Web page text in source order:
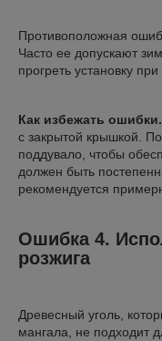
Противоположная
Часто ее допускают
прогреть установку
Как избежать ошибки.
с закрытой крышкой.
поддувало, чтобы
должен быть
рекомендуется
Ошибка 4.
розжига
Древесный уголь,
мангала, не подходит